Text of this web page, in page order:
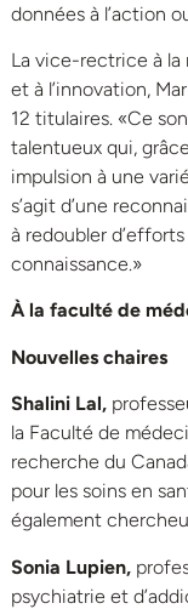
données à l’action
La vice-rectrice à la
et à l’innovation,
12 titulaires. «Ce
talentueux qui,
impulsion à une
s’agit d’une
à redoubler
connaissance.»
À la faculté de
Nouvelles chaires
Shalini Lal,
la Faculté de
recherche du
pour les soins en
également
Sonia Lupien,
psychiatrie et